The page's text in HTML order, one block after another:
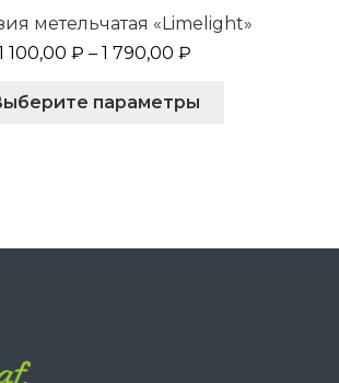
метельчатая «Limelight»
100,00 ₽ – 1 790,00 ₽
параметры